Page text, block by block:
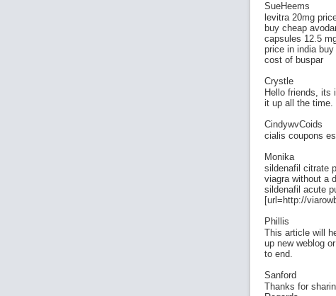
SueHeems
levitra 20mg
buy cheap
capsules 12.5
price in india
cost of buspar
Crystle
Hello friends, its
it up all the time.
CindywvCoids
cialis coupons
Monika
sildenafil citrate
viagra without a
sildenafil acute
[url=http://
Phillis
This article will
up new weblog
to end.
Sanford
Thanks for